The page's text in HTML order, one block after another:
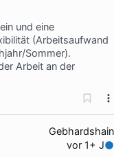
und eine
(Arbeitsaufwand
Sommer).
Arbeit an der
Gebhardshain
vor 1+ J